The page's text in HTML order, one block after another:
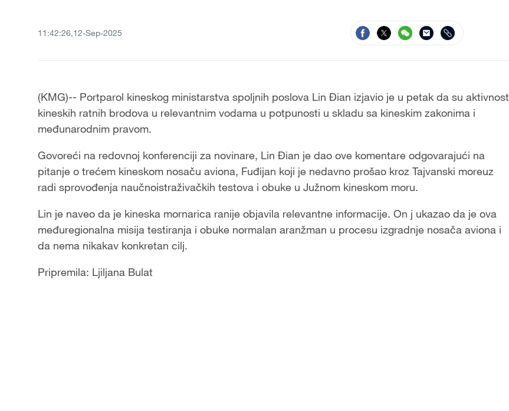
11:42:26,12-Sep-2025
(KMG)-- Portparol kineskog ministarstva spoljnih poslova Lin Đian izjavio je u petak da su
kineskih ratnih brodova u relevantnim vodama u potpunosti u skladu sa kineskim zakonima i
međunarodnim pravom.
Govoreći na redovnoj konferenciji za novinare, Lin Đian je dao ove komentare odgovarajući na
pitanje o trećem kineskom nosaču aviona, Fuđijan koji je nedavno prošao kroz Tajvanski moreuz
radi sprovođenja naučnoistraživačkih testova i obuke u Južnom kineskom moru.
Lin je naveo da je kineska mornarica ranije objavila relevantne informacije. On j ukazao da je ova
međuregionalna misija testiranja i obuke normalan aranžman u procesu izgradnje nosača aviona i
da nema nikakav konkretan cilj.
Pripremila: Ljiljana Bulat